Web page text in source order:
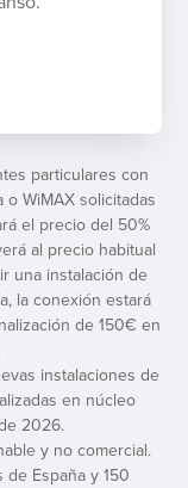
particulares con
WiMAX solicitadas
el precio del 50%
al precio habitual
una instalación de
la conexión estará
de 150€ en
instalaciones de
en núcleo
2026.
y no comercial.
España y 150